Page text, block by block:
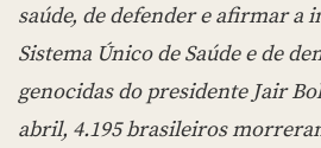
saúde, de defender e afirmar a
Sistema Único de Saúde e de
genocidas do presidente Jair
abril, 4.195 brasileiros